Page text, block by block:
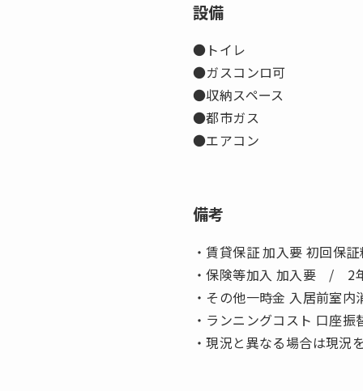
設備
●トイレ
●ガスコンロ可
●収納スペース
●都市ガス
●エアコン
備考
・賃貸保証 加入要 初回保
・保険等加入 加入要 / 2
・その他一時金 入居前室
・ランニングコスト 口座
・現況と異なる場合は現況